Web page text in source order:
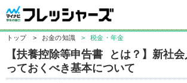
トップ > お金の知識 > 税金・年金
【扶養控除等申告書 とは？】新社
っておくべき基本について